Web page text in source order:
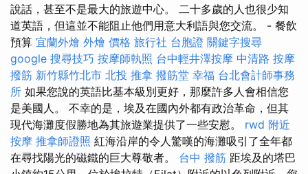
說話，甚至不是最大的旅遊中心。 二十多歲的人也很少知
道英語，但這並不能阻止他們用意大利語與您交流。 - 餐飲
預算 宜蘭外燴 外燴 價格 旅行社 台胞證 關鍵字搜尋
google 搜尋技巧 按摩師執照 台中輕井澤按摩 中清路 按摩
撥筋 新竹縣竹北市 北投 推拿 撥筋堂 幸福 台北會計師事務
所 如果您說的英語比基本級別更好，那麼許多人會相信您
是美國人。 不幸的是，埃及在國內外都有政治革命，但其
現代海灘度假勝地為其旅遊業提供了一些安慰。 rwd 附近
按摩 推拿師證照 紅海沿岸的令人驚嘆的海灘吸引了全年都
在尋找陽光的磁鐵的巨大尊敬者。 台中 撥筋 距埃及的塔巴